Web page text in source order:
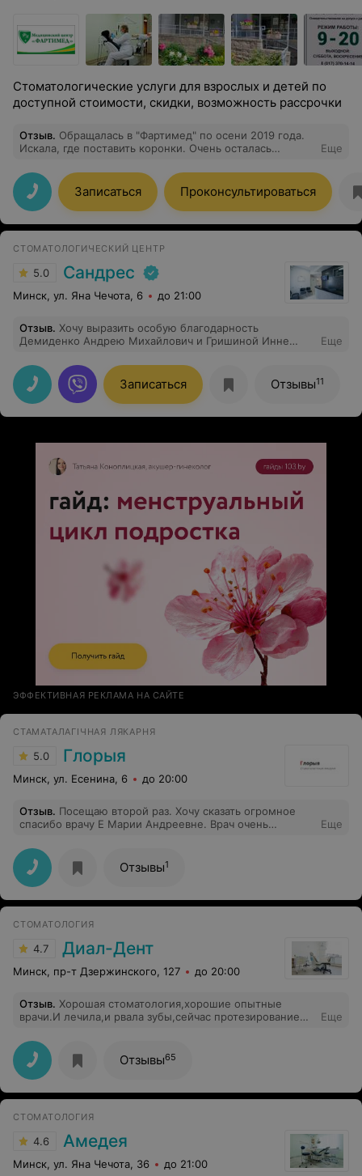
Стоматологические услуги для взрослых и детей по
доступной стоимости, скидки, возможность рассрочки
Отзыв. Обращалась в "Фартимед" по осени 2019 года.
Искала, где поставить коронки. Очень осталась
Большое спасибо стоматологу-ортопеду Мельниковой
Галине Арнольдовне. Исправляла свою улыбку. Так что
теперь улыбаюсь и не стесняюсь. Всё очень
понравилось. Очень замечательная врач, все сделает
добросовестно и качественно.
Еще
Записаться Проконсультироваться
СТОМАТОЛОГИЧЕСКИЙ ЦЕНТР
5.0 Сандрес
Минск, ул. Яна Чечота, 6 до 21:00
Отзыв. Хочу выразить особую благодарность
Демиденко Андрею Михайлович и Гришиной Инне
сделают все, чтобы сохранить наше здоровье!!!
Спасибо
Еще
Записаться Отзывы11
ЭФФЕКТИВНАЯ РЕКЛАМА НА САЙТЕ
СТАМАТАЛАГІЧНАЯ ЛЯКАРНЯ
5.0 Глорыя
Минск, ул. Есенина, 6 до 20:00
Отзыв. Посещаю второй раз. Хочу сказать огромное
спасибо врачу Е Марии Андреевне. Врач очень
душевный человек, чувствуешь себя спокойно и
уверенно! Спасибо вам большое! Рекомендую!
Еще
Отзывы1
СТОМАТОЛОГИЯ
4.7 Диал-Дент
Минск, пр-т Дзержинского, 127 до 20:00
Отзыв. Хорошая стоматология,хорошие опытные
врачи.И лечила,и рвала зубы,сейчас протезированием
ходить.Граммотное решение всех
проблем.Администраторы тоже на "своем
месте",всегда позвонят,подберут удобное время,решат
любой вопрос,который в их компетенции.Цены не
завышены.Я очень довольна,что обратилась к ним и ни
попасть со своими зубными проблемами и решить
их.Буду рекомендовать всем,кто спросит меня.
Еще
Отзывы65
СТОМАТОЛОГИЯ
4.6 Амедея
Минск, ул. Яна Чечота, 36 до 21:00